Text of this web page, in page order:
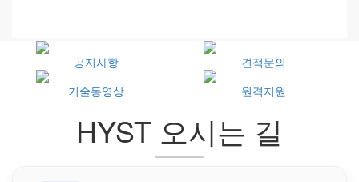
공지사항
견적문의
기술동영상
원격지원
HYST 오시는 길